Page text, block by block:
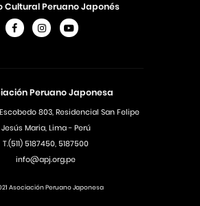
Peruano Japonesa
803, Residencial San Felipe
Jesús Maria, Lima - Perú
T.(511) 5187450, 5187500
info@apj.org.pe
Cultural Peruano Japonés
Asociación Peruano Japonesa